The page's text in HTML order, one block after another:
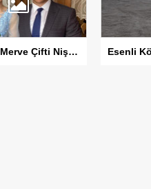
Rahmi & Merve Çifti Nişanlandı